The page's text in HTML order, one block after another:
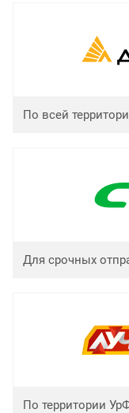
По всей
Для срочных
По территории